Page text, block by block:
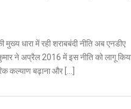
धारा में रही शराबबंदी नीति अब एनडीए
ने अप्रैल 2016 में इस नीति को लागू
कल्याण बढ़ाना और […]